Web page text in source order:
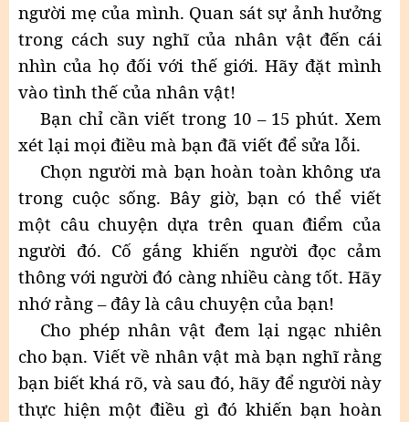
người mẹ của mình. Quan sát sự ảnh hưởng
trong cách suy nghĩ của nhân vật đến cái
nhìn của họ đối với thế giới. Hãy đặt mình
vào tình thế của nhân vật!
Bạn chỉ cần viết trong 10 – 15 phút. Xem
xét lại mọi điều mà bạn đã viết để sửa lỗi.
Chọn người mà bạn hoàn toàn không ưa
trong cuộc sống. Bây giờ, bạn có thể viết
một câu chuyện dựa trên quan điểm của
người đó. Cố gắng khiến người đọc cảm
thông với người đó càng nhiều càng tốt. Hãy
nhớ rằng – đây là câu chuyện của bạn!
Cho phép nhân vật đem lại ngạc nhiên
cho bạn. Viết về nhân vật mà bạn nghĩ rằng
bạn biết khá rõ, và sau đó, hãy để người này
thực hiện một điều gì đó khiến bạn hoàn